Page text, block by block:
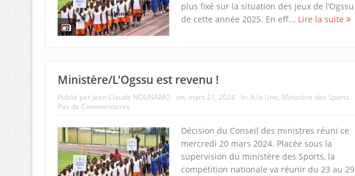
plus fixé sur la situation des jeux de l’Ogssu
de cette année 2025. En eff... Lire la suite
Ministère/L’Ogssu est revenu !
Publié par Jean Claude NOUNAMO on: mars 21, 2024 In: A la Une, Ministère des Sports
Pas de Commentaires
Décision du Conseil des ministres réuni ce
mercredi 20 mars 2024. Placée sous la
supervision du ministère des Sports, la
compétition nationale va réunir du 23 au 29